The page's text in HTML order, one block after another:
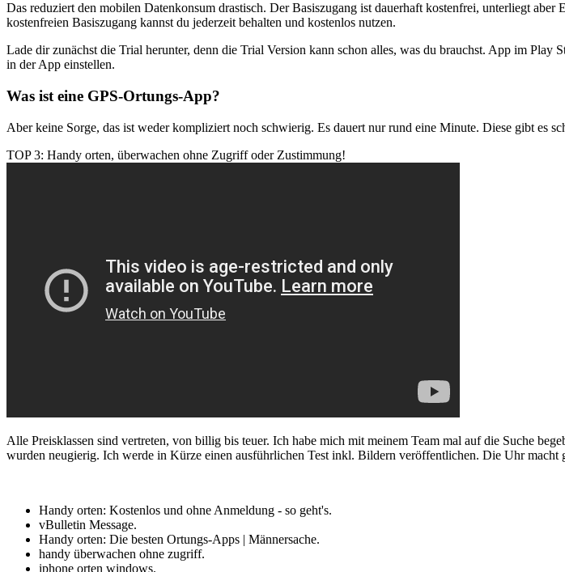
Das reduziert den mobilen Datenkonsum drastisch. Der Basiszugang ist dauerhaft kostenfrei, unterliegt
kostenfreien Basiszugang kannst du jederzeit behalten und kostenlos nutzen.
Lade dir zunächst die Trial herunter, denn die Trial Version kann schon alles, was du brauchst. App im
in der App einstellen.
Was ist eine GPS-Ortungs-App?
Aber keine Sorge, das ist weder kompliziert noch schwierig. Es dauert nur rund eine Minute. Diese gibt es
TOP 3: Handy orten, überwachen ohne Zugriff oder Zustimmung!
Alle Preisklassen sind vertreten, von billig bis teuer. Ich habe mich mit meinem Team mal auf die Suche
wurden neugierig. Ich werde in Kürze einen ausführlichen Test inkl. Bildern veröffentlichen. Die Uhr macht
Handy orten: Kostenlos und ohne Anmeldung - so geht's.
vBulletin Message.
Handy orten: Die besten Ortungs-Apps | Männersache.
handy überwachen ohne zugriff.
iphone orten windows.